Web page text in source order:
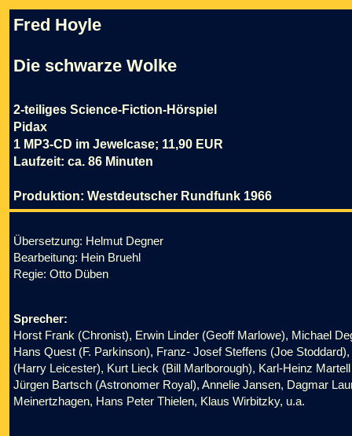
Fred Hoyle
Die schwarze Wolke
2-teiliges Science-Fiction-Hörspiel
Pidax
1 MP3-CD im Jewelcase; 11,90 EUR
Laufzeit: ca. 86 Minuten
Produktion: Westdeutscher Rundfunk 1966
Übersetzung: Helmut Degner
Bearbeitung: Hein Bruehl
Regie: Otto Düben
Sprecher:
Horst Frank (Chronist), Erwin Linder (Geoff Marlowe), Michael
Hans Quest (F. Parkinson), Franz- Josef Steffens (Joe
(Harry Leicester), Kurt Lieck (Bill Marlborough), Karl-Heinz
Jürgen Bartsch (Astronomer Royal), Annelie Jansen, Dagmar
Meinertzhagen, Hans Peter Thielen, Klaus Wirbitzky, u.a.